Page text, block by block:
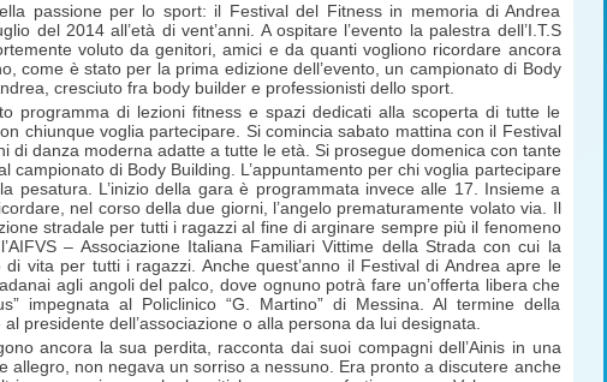
passione per lo sport: il Festival del Fitness in memoria di Andrea
del 2014 all’età di vent’anni. A ospitare l’evento la palestra dell’I.T.S
voluto da genitori, amici e da quanti vogliono ricordare ancora
come è stato per la prima edizione dell’evento, un campionato di Body
cresciuto fra body builder e professionisti dello sport.
programma di lezioni fitness e spazi dedicati alla scoperta di tutte le
chiunque voglia partecipare. Si comincia sabato mattina con il Festival
danza moderna adatte a tutte le età. Si prosegue domenica con tante
di Body Building. L’appuntamento per chi voglia partecipare
pesatura. L’inizio della gara è programmata invece alle 17. Insieme a
nel corso della due giorni, l’angelo prematuramente volato via. Il
stradale per tutti i ragazzi al fine di arginare sempre più il fenomeno
– Associazione Italiana Familiari Vittime della Strada con cui la
vita per tutti i ragazzi. Anche quest’anno il Festival di Andrea apre le
agli angoli del palco, dove ognuno potrà fare un’offerta libera che
impegnata al Policlinico “G. Martino” di Messina. Al termine della
presidente dell’associazione o alla persona da lui designata.
ancora la sua perdita, racconta dai suoi compagni dell’Ainis in una
allegro, non negava un sorriso a nessuno. Era pronto a discutere anche